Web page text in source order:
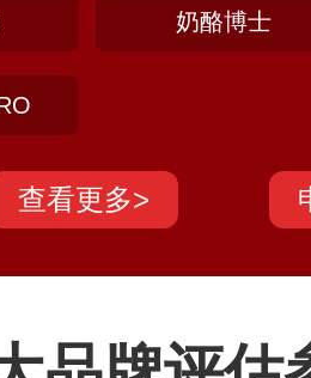
奶酪博士
查看更多>